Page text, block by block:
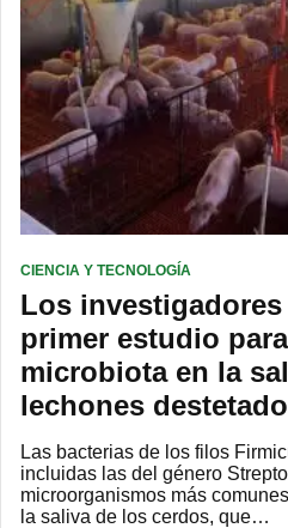
CIENCIA Y TECNOLOGÍA
Los investigadores
primer estudio
microbiota en la
lechones
Las bacterias de los filos
incluidas las del género
microorganismos más
la saliva de los cerdos, que…